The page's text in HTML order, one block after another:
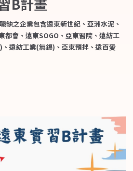
業特輯，歡迎報名參加!
3/1)
遠東實習B計畫(國內+海外暑
實習)招募中，歡迎同學踴躍申
!(2024/2/27)
務控管處)-資產負債管理人
11/2(四)23:59，請同學把握機會
請!(112/10/27)
24(二)申請截止，請同學把握
間申請。(112/10/20)
B計畫
缺之企業包含遠東新世紀、亞洲水泥、
都會、遠東SOGO、亞東醫院、遠紡工
遠紡工業(無錫)、亞東預拌、遠百愛